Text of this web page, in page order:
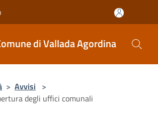
di Vallada Agordina
> Avvisi >
degli uffici comunali